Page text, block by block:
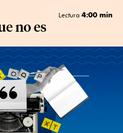
Lectura 4:00 min
no es